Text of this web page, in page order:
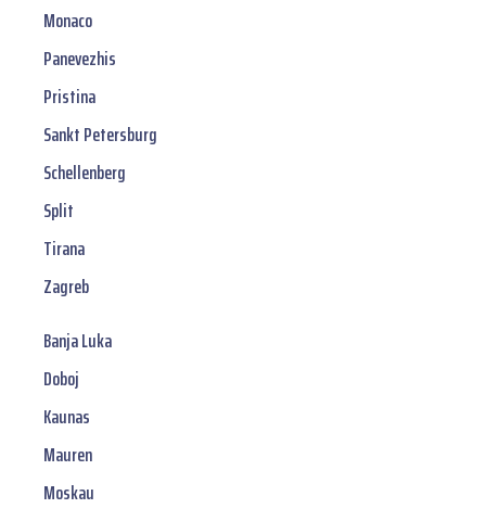
Monaco
Panevezhis
Pristina
Sankt Petersburg
Schellenberg
Split
Tirana
Zagreb
Banja Luka
Doboj
Kaunas
Mauren
Moskau